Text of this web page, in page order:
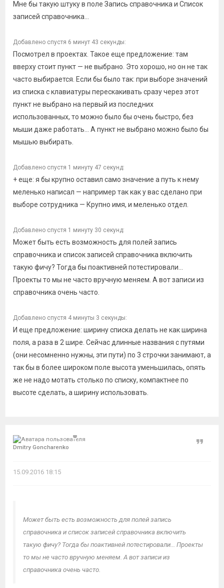
Мне бы такую штуку в поле Запись справочника и Список
записей справочника...
Добавлено спустя 6 минут 43 секунды:
Посмотрел в проектах. Такое еще предложение: там
вверху стоит пункт — не выбрано. Это хорошо, но он не так
часто выбирается. Если бы было так: при выборе значений
из списка с клавиатуры перескакивать сразу через этот
пункт не выбрано на первый из последних
использованных, то можно было бы очень быстро, без
мыши даже работать... А пункт не выбрано можно было бы
мышью выбирать.
Добавлено спустя 1 минуту 47 секунд:
+ еще: я бы крупно оставил само значение а путь к нему
меленько написал — например так как у вас сделано при
выборе сотрудника — Крупно имя, и меленько отдел.
Добавлено спустя 1 минуту 30 секунд:
Может быть есть возможность для полей запись
справочника и список записей справочника включить
такую фичу? Тогда бы поактивней потестировали...
Проекты то мы не часто вручную меняем. А вот записи из
справочника очень часто.
Добавлено спустя 4 минуты 3 секунды:
И еще предложение: ширину списка делать не как ширина
поля, а раза в 2 шире. Сейчас длинные названия с путями
(они несомненно нужны, эти пути) по 3 строчки занимают, а
так бы в более широком поле высота уменьшилась, опять
же не надо мотать столько по списку, компактнее по
высоте сделать, а ширину использовать.
Dmitry Goncharenko
Цитата
15.09.2016 18:15
Может быть есть возможность для полей запись
справочника и список записей справочника включить
такую фичу? Тогда бы поактивней потестировали... Проекты
то мы не часто вручную меняем. А вот записи из
справочника очень часто.